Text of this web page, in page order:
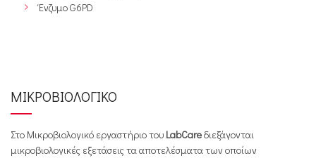
Ένζυμο G6PD
ΜΙΚΡΟΒΙΟΛΟΓΙΚΟ
Στο Μικροβιολογικό εργαστήριο του LabCareδιεξάγονται
μικροβιολογικές εξετάσεις τα αποτελέσματα των οποίων